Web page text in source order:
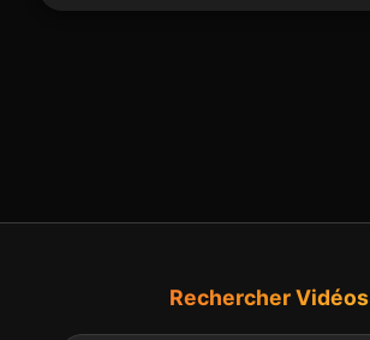
Rechercher Vidéos